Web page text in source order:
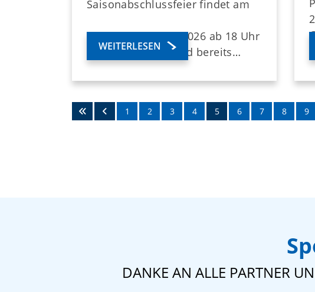
Saisonabschlussfeier findet am
Freitag, den 26.06.2026 ab 18 Uhr
für Erwachsene (und bereits…
WEITERLESEN
1 2 3 4 5 6 7 8 9
DANKE AN ALLE PARTNER